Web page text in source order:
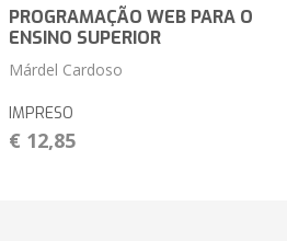
PROGRAMAÇÃO WEB PARA O
ENSINO SUPERIOR
Márdel Cardoso
IMPRESO
€ 12,85